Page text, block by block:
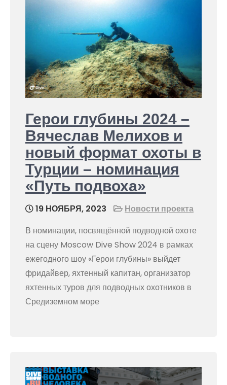
Герои глубины 2024 –
Вячеслав Мелихов и
новый формат охоты в
Турции – номинация
«Путь подвоха»
19 НОЯБРЯ, 2023
Новости проекта
В номинации, посвящённой подводной охоте
на сцену Moscow Dive Show 2024 в рамках
ежегодного шоу «Герои глубины» выйдет
фридайвер, яхтенный капитан, организатор
яхтенных туров для подводных охотников в
Средиземном море